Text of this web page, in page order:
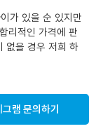
가 있을 순 있지만
리적인 가격에 판
없을 경우 저희 하
램 문의하기